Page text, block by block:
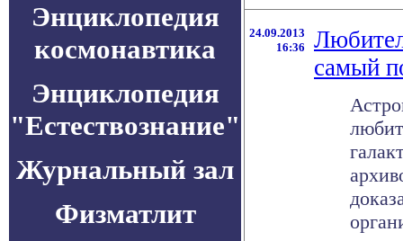
Энциклопедия
космонавтика
Энциклопедия
"Естествознание"
Журнальный зал
Физматлит
24.09.2013
16:36
самый